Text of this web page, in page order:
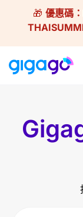
🎁 優惠碼：